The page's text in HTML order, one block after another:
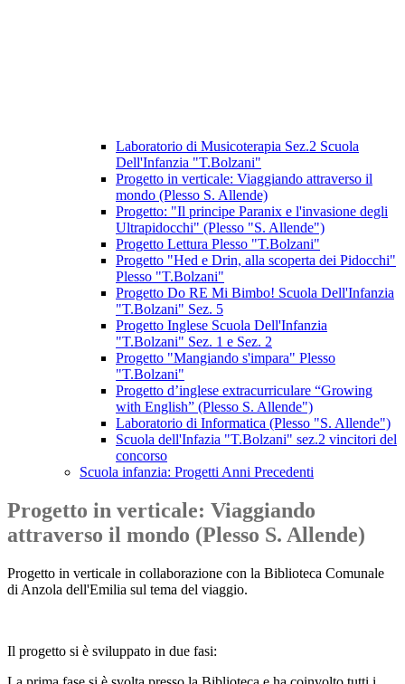
Laboratorio di Musicoterapia Sez.2 Scuola
Dell'Infanzia "T.Bolzani"
Progetto in verticale: Viaggiando attraverso il
mondo (Plesso S. Allende)
Progetto: "Il principe Paranix e l'invasione degli
Ultrapidocchi" (Plesso "S. Allende")
Progetto Lettura Plesso "T.Bolzani"
Progetto "Hed e Drin, alla scoperta dei Pidocchi"
Plesso "T.Bolzani"
Progetto Do RE Mi Bimbo! Scuola Dell'Infanzia
"T.Bolzani" Sez. 5
Progetto Inglese Scuola Dell'Infanzia
"T.Bolzani" Sez. 1 e Sez. 2
Progetto "Mangiando s'impara" Plesso
"T.Bolzani"
Progetto d’inglese extracurriculare “Growing
with English” (Plesso S. Allende")
Laboratorio di Informatica (Plesso "S. Allende")
Scuola dell'Infazia "T.Bolzani" sez.2 vincitori del
concorso
Scuola infanzia: Progetti Anni Precedenti
Progetto in verticale: Viaggiando
attraverso il mondo (Plesso S. Allende)
Progetto in verticale in collaborazione con la Biblioteca Comunale
di Anzola dell'Emilia sul tema del viaggio.
Il progetto si è sviluppato in due fasi: